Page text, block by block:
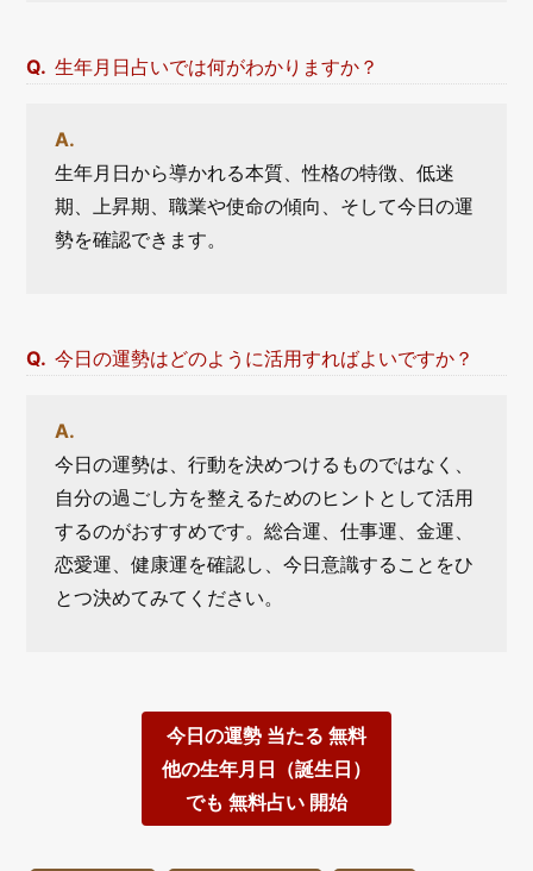
生年月日占いでは何がわかりますか？
生年月日から導かれる本質、性格の特徴、低迷
期、上昇期、職業や使命の傾向、そして今日の運
勢を確認できます。
今日の運勢はどのように活用すればよいですか？
今日の運勢は、行動を決めつけるものではなく、
自分の過ごし方を整えるためのヒントとして活用
するのがおすすめです。総合運、仕事運、金運、
恋愛運、健康運を確認し、今日意識することをひ
とつ決めてみてください。
今日の運勢 当たる 無料
他の生年月日（誕生日）
でも 無料占い 開始